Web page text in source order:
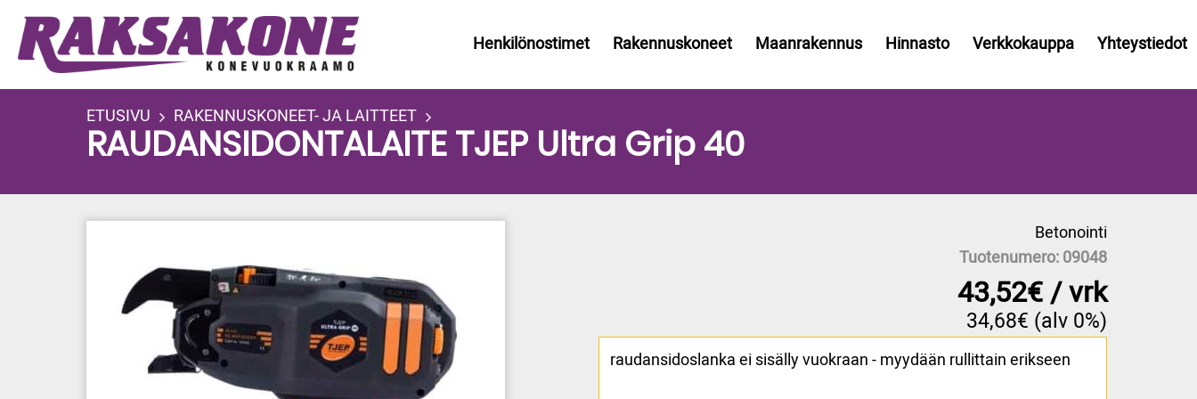
Hyppää
pääsisältöön
Päävalikko
Henkilönostimet Rakennuskoneet Maanrakennus Hinnasto Verkkokauppa Yhteystiedot
ETUSIVU RAKENNUSKONEET- JA LAITTEET
RAUDANSIDONTALAITE TJEP Ultra Grip 40
Betonointi
Tuotenumero 09048
43,52€ / vrk
34,68€ (alv 0%)
raudansidoslanka ei sisälly vuokraan - myydään rullittain erikseen